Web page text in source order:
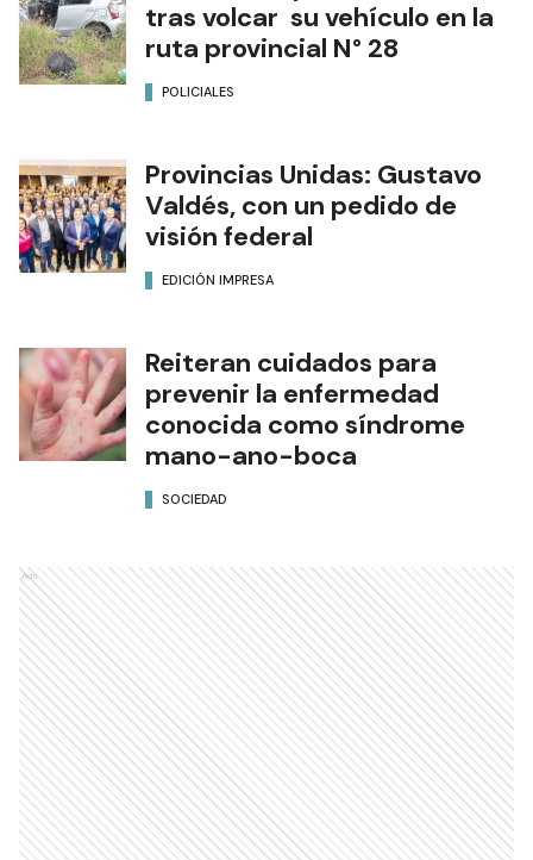
tras volcar su vehículo en la
ruta provincial N° 28
POLICIALES
Provincias Unidas: Gustavo
Valdés, con un pedido de
visión federal
EDICIÓN IMPRESA
Reiteran cuidados para
prevenir la enfermedad
conocida como síndrome
mano-ano-boca
SOCIEDAD
Ads